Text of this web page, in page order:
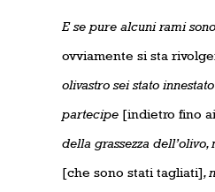
E se pure alcuni rami
ovviamente si sta
olivastro sei stato
partecipe [indietro fino
della grassezza dell’olivo,
[che sono stati tagliati],